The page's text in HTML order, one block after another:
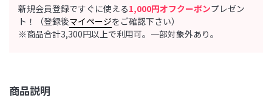
新規会員登録ですぐに使える1,000円オフクーポンプレゼン
ト！（登録後マイページをご確認下さい）
※商品合計3,300円以上で利用可。一部対象外あり。
商品説明